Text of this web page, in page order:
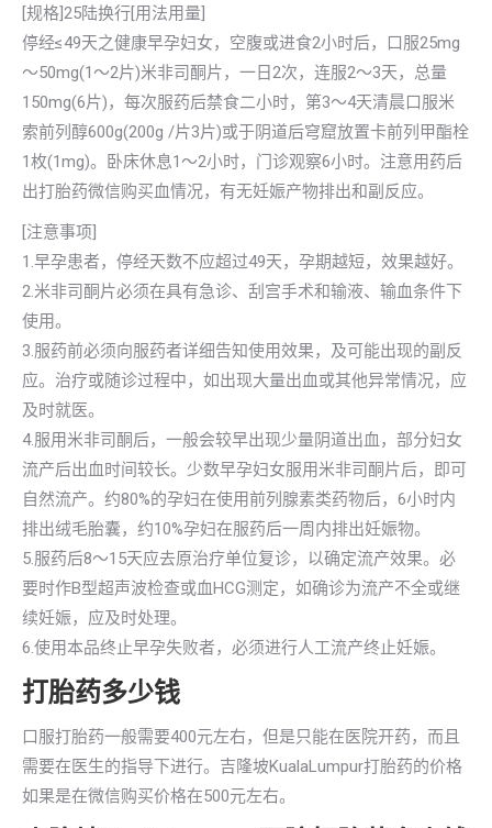
[规格]25陆换行[用法用量]
停经≤49天之健康早孕妇女，空腹或进食2小时后，口服25mg
～50mg(1～2片)米非司酮片，一日2次，连服2～3天，总量
150mg(6片)，每次服药后禁食二小时，第3～4天清晨口服米
索前列醇600g(200g /片3片)或于阴道后穹窟放置卡前列甲酯栓
1枚(1mg)。卧床休息1～2小时，门诊观察6小时。注意用药后
出打胎药微信购买血情况，有无妊娠产物排出和副反应。
[注意事项]
1.早孕患者，停经天数不应超过49天，孕期越短，效果越好。
2.米非司酮片必须在具有急诊、刮宫手术和输液、输血条件下
使用。
3.服药前必须向服药者详细告知使用效果，及可能出现的副反
应。治疗或随诊过程中，如出现大量出血或其他异常情况，应
及时就医。
4.服用米非司酮后，一般会较早出现少量阴道出血，部分妇女
流产后出血时间较长。少数早孕妇女服用米非司酮片后，即可
自然流产。约80%的孕妇在使用前列腺素类药物后，6小时内
排出绒毛胎囊，约10%孕妇在服药后一周内排出妊娠物。
5.服药后8～15天应去原治疗单位复诊，以确定流产效果。必
要时作B型超声波检查或血HCG测定，如确诊为流产不全或继
续妊娠，应及时处理。
6.使用本品终止早孕失败者，必须进行人工流产终止妊娠。
打胎药多少钱
口服打胎药一般需要400元左右，但是只能在医院开药，而且
需要在医生的指导下进行。吉隆坡KualaLumpur打胎药的价格
如果是在微信购买价格在500元左右。